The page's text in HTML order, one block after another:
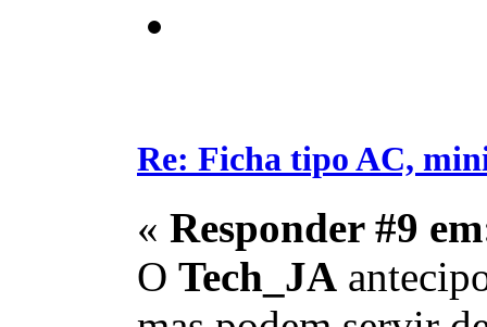
Re: Ficha tipo AC,
« Responder #9
O Tech_JA